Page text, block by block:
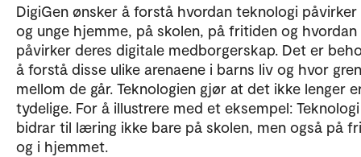
DigiGen ønsker å forstå hvordan teknologi påvirker
og unge hjemme, på skolen, på fritiden og hvordan
påvirker deres digitale medborgerskap. Det er
å forstå disse ulike arenaene i barns liv og hvor
mellom de går. Teknologien gjør at det ikke lenger
tydelige. For å illustrere med et eksempel: Teknologi
bidrar til læring ikke bare på skolen, men også på
og i hjemmet.